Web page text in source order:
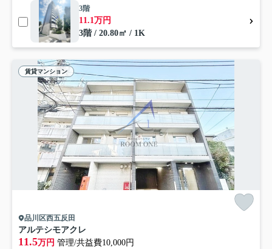
3階
11.1万円
3階 / 20.80㎡ / 1K
賃貸マンション
品川区西五反田
アルテシモアクレ
11.5万円 管理/共益費10,000円